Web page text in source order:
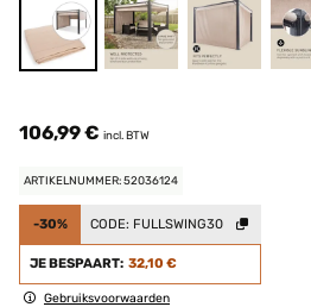
106,99 € incl. BTW
ARTIKELNUMMER: 52036124
-30% CODE: FULLSWING30
JE BESPAART: 32,10 €
Gebruiksvoorwaarden